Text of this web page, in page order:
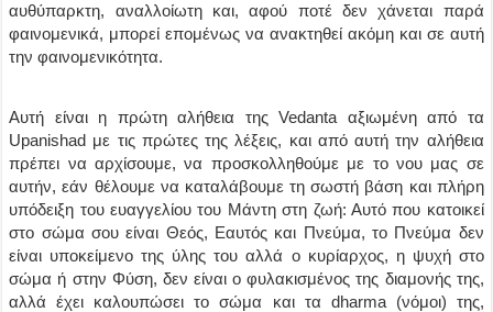
αυθύπαρκτη, αναλλοίωτη και, αφού ποτέ δεν χάνεται παρά
φαινομενικά, μπορεί επομένως να ανακτηθεί ακόμη και σε αυτή
την φαινομενικότητα.
Αυτή είναι η πρώτη αλήθεια της Vedanta αξιωμένη από τα
Upanishad με τις πρώτες της λέξεις, και από αυτή την αλήθεια
πρέπει να αρχίσουμε, να προσκολληθούμε με το νου μας σε
αυτήν, εάν θέλουμε να καταλάβουμε τη σωστή βάση και πλήρη
υπόδειξη του ευαγγελίου του Μάντη στη ζωή: Αυτό που κατοικεί
στο σώμα σου είναι Θεός, Εαυτός και Πνεύμα, το Πνεύμα δεν
είναι υποκείμενο της ύλης του αλλά ο κυρίαρχος, η ψυχή στο
σώμα ή στην Φύση, δεν είναι ο φυλακισμένος της διαμονής της,
αλλά έχει καλουπώσει το σώμα και τα dharma (νόμοι) της,